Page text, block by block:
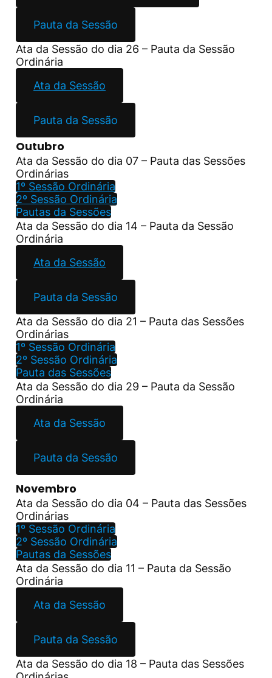
Pauta da Sessão
Ata da Sessão do dia 26 – Pauta da Sessão
Ordinária
Ata da Sessão
Pauta da Sessão
Outubro
Ata da Sessão do dia 07 – Pauta das Sessões
Ordinárias
1º Sessão Ordinária
2º Sessão Ordinária
Pautas da Sessões
Ata da Sessão do dia 14 – Pauta da Sessão
Ordinária
Ata da Sessão
Pauta da Sessão
Ata da Sessão do dia 21 – Pauta das Sessões
Ordinárias
1º Sessão Ordinária
2º Sessão Ordinária
Pauta das Sessões
Ata da Sessão do dia 29 – Pauta da Sessão
Ordinária
Ata da Sessão
Pauta da Sessão
Novembro
Ata da Sessão do dia 04 – Pauta das Sessões
Ordinárias
1º Sessão Ordinária
2º Sessão Ordinária
Pautas da Sessões
Ata da Sessão do dia 11 – Pauta da Sessão
Ordinária
Ata da Sessão
Pauta da Sessão
Ata da Sessão do dia 18 – Pauta das Sessões